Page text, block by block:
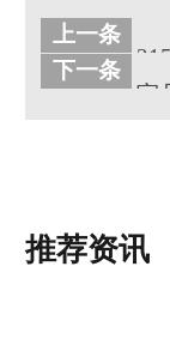
上一条
下一条
推荐资讯